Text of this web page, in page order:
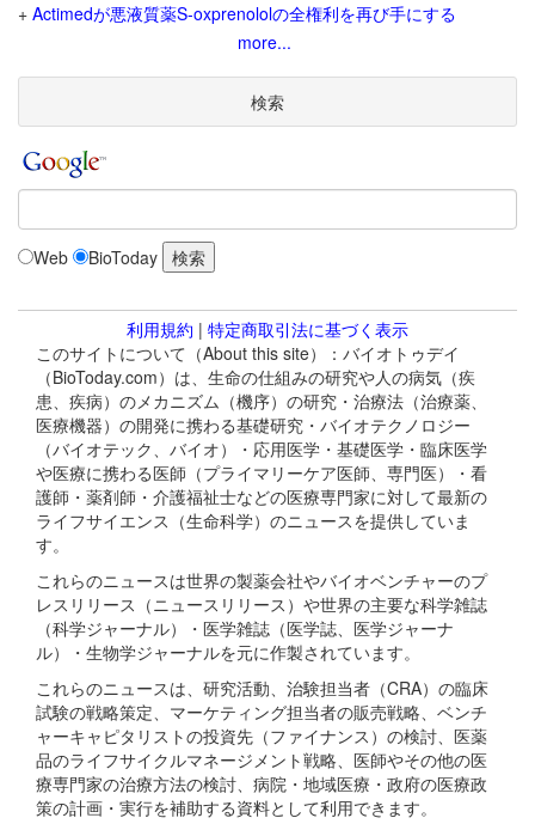
+ Actimedが悪液質薬S-oxprenololの全権利を再び手にする
more...
検索
Web BioToday
利用規約 | 特定商取引法に基づく表示
このサイトについて（About this site）：バイオトゥデイ
（BioToday.com）は、生命の仕組みの研究や人の病気（疾
患、疾病）のメカニズム（機序）の研究・治療法（治療薬、
医療機器）の開発に携わる基礎研究・バイオテクノロジー
（バイオテック、バイオ）・応用医学・基礎医学・臨床医学
や医療に携わる医師（プライマリーケア医師、専門医）・看
護師・薬剤師・介護福祉士などの医療専門家に対して最新の
ライフサイエンス（生命科学）のニュースを提供していま
す。
これらのニュースは世界の製薬会社やバイオベンチャーのプ
レスリリース（ニュースリリース）や世界の主要な科学雑誌
（科学ジャーナル）・医学雑誌（医学誌、医学ジャーナ
ル）・生物学ジャーナルを元に作製されています。
これらのニュースは、研究活動、治験担当者（CRA）の臨床
試験の戦略策定、マーケティング担当者の販売戦略、ベンチ
ャーキャピタリストの投資先（ファイナンス）の検討、医薬
品のライフサイクルマネージメント戦略、医師やその他の医
療専門家の治療方法の検討、病院・地域医療・政府の医療政
策の計画・実行を補助する資料として利用できます。